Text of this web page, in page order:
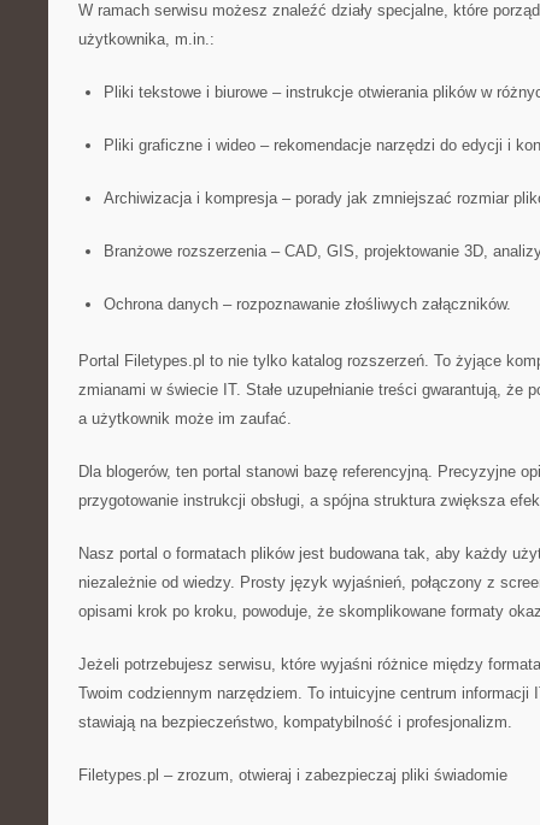
W ramach serwisu możesz znaleźć działy specjalne, które
użytkownika, m.in.:
Pliki tekstowe i biurowe – instrukcje otwierania plików w
Pliki graficzne i wideo – rekomendacje narzędzi do edycji i
Archiwizacja i kompresja – porady jak zmniejszać rozmiar
Branżowe rozszerzenia – CAD, GIS, projektowanie 3D,
Ochrona danych – rozpoznawanie złośliwych załączników.
Portal Filetypes.pl to nie tylko katalog rozszerzeń. To żyjące
zmianami w świecie IT. Stałe uzupełnianie treści gwarantują, że
a użytkownik może im zaufać.
Dla blogerów, ten portal stanowi bazę referencyjną. Precyzyjne
przygotowanie instrukcji obsługi, a spójna struktura zwiększa
Nasz portal o formatach plików jest budowana tak, aby każdy
niezależnie od wiedzy. Prosty język wyjaśnień, połączony z
opisami krok po kroku, powoduje, że skomplikowane formaty
Jeżeli potrzebujesz serwisu, które wyjaśni różnice między
Twoim codziennym narzędziem. To intuicyjne centrum
stawiają na bezpieczeństwo, kompatybilność i profesjonalizm.
Filetypes.pl – zrozum, otwieraj i zabezpieczaj pliki świadomie